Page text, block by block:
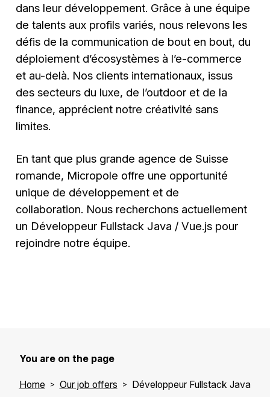
dans leur développement. Grâce à une équipe
de talents aux profils variés, nous relevons les
défis de la communication de bout en bout, du
déploiement d’écosystèmes à l’e-commerce
et au-delà. Nos clients internationaux, issus
des secteurs du luxe, de l’outdoor et de la
finance, apprécient notre créativité sans
limites.
En tant que plus grande agence de Suisse
romande, Micropole offre une opportunité
unique de développement et de
collaboration. Nous recherchons actuellement
un Développeur Fullstack Java / Vue.js pour
rejoindre notre équipe.
You are on the page
Home Our job offers
Développeur Fullstack Java